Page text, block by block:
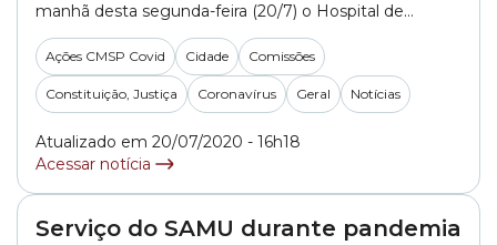
manhã desta segunda-feira (20/7) o Hospital de
Campanha do Anhembi, criado para atender pacientes
da Covid-19. Foram ao local os vereadores Reis (PT),
Caio Miranda Carneiro (DEM), George Hato (MDB),
Prof. Claudio Fonseca (CIDADANIA) e Rinaldi Digilio
Ações CMSP Covid Cidade Comissões
Constituição, Justiça Coronavírus Geral Notícias
Atualizado em 20/07/2020 - 16h18
Acessar notícia
Serviço do SAMU durante pandemia